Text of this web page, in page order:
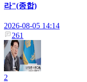
라"(종합)
2026-08-05 14:14
261
2